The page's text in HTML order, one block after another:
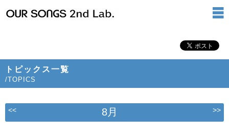
トピックス一覧
/TOPICS
<< 8月 >>